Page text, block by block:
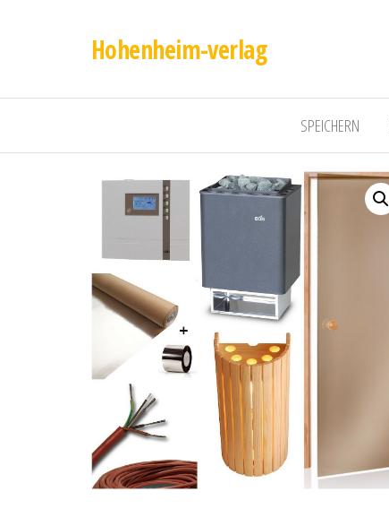
Hohenheim-verlag
SPEICHERN